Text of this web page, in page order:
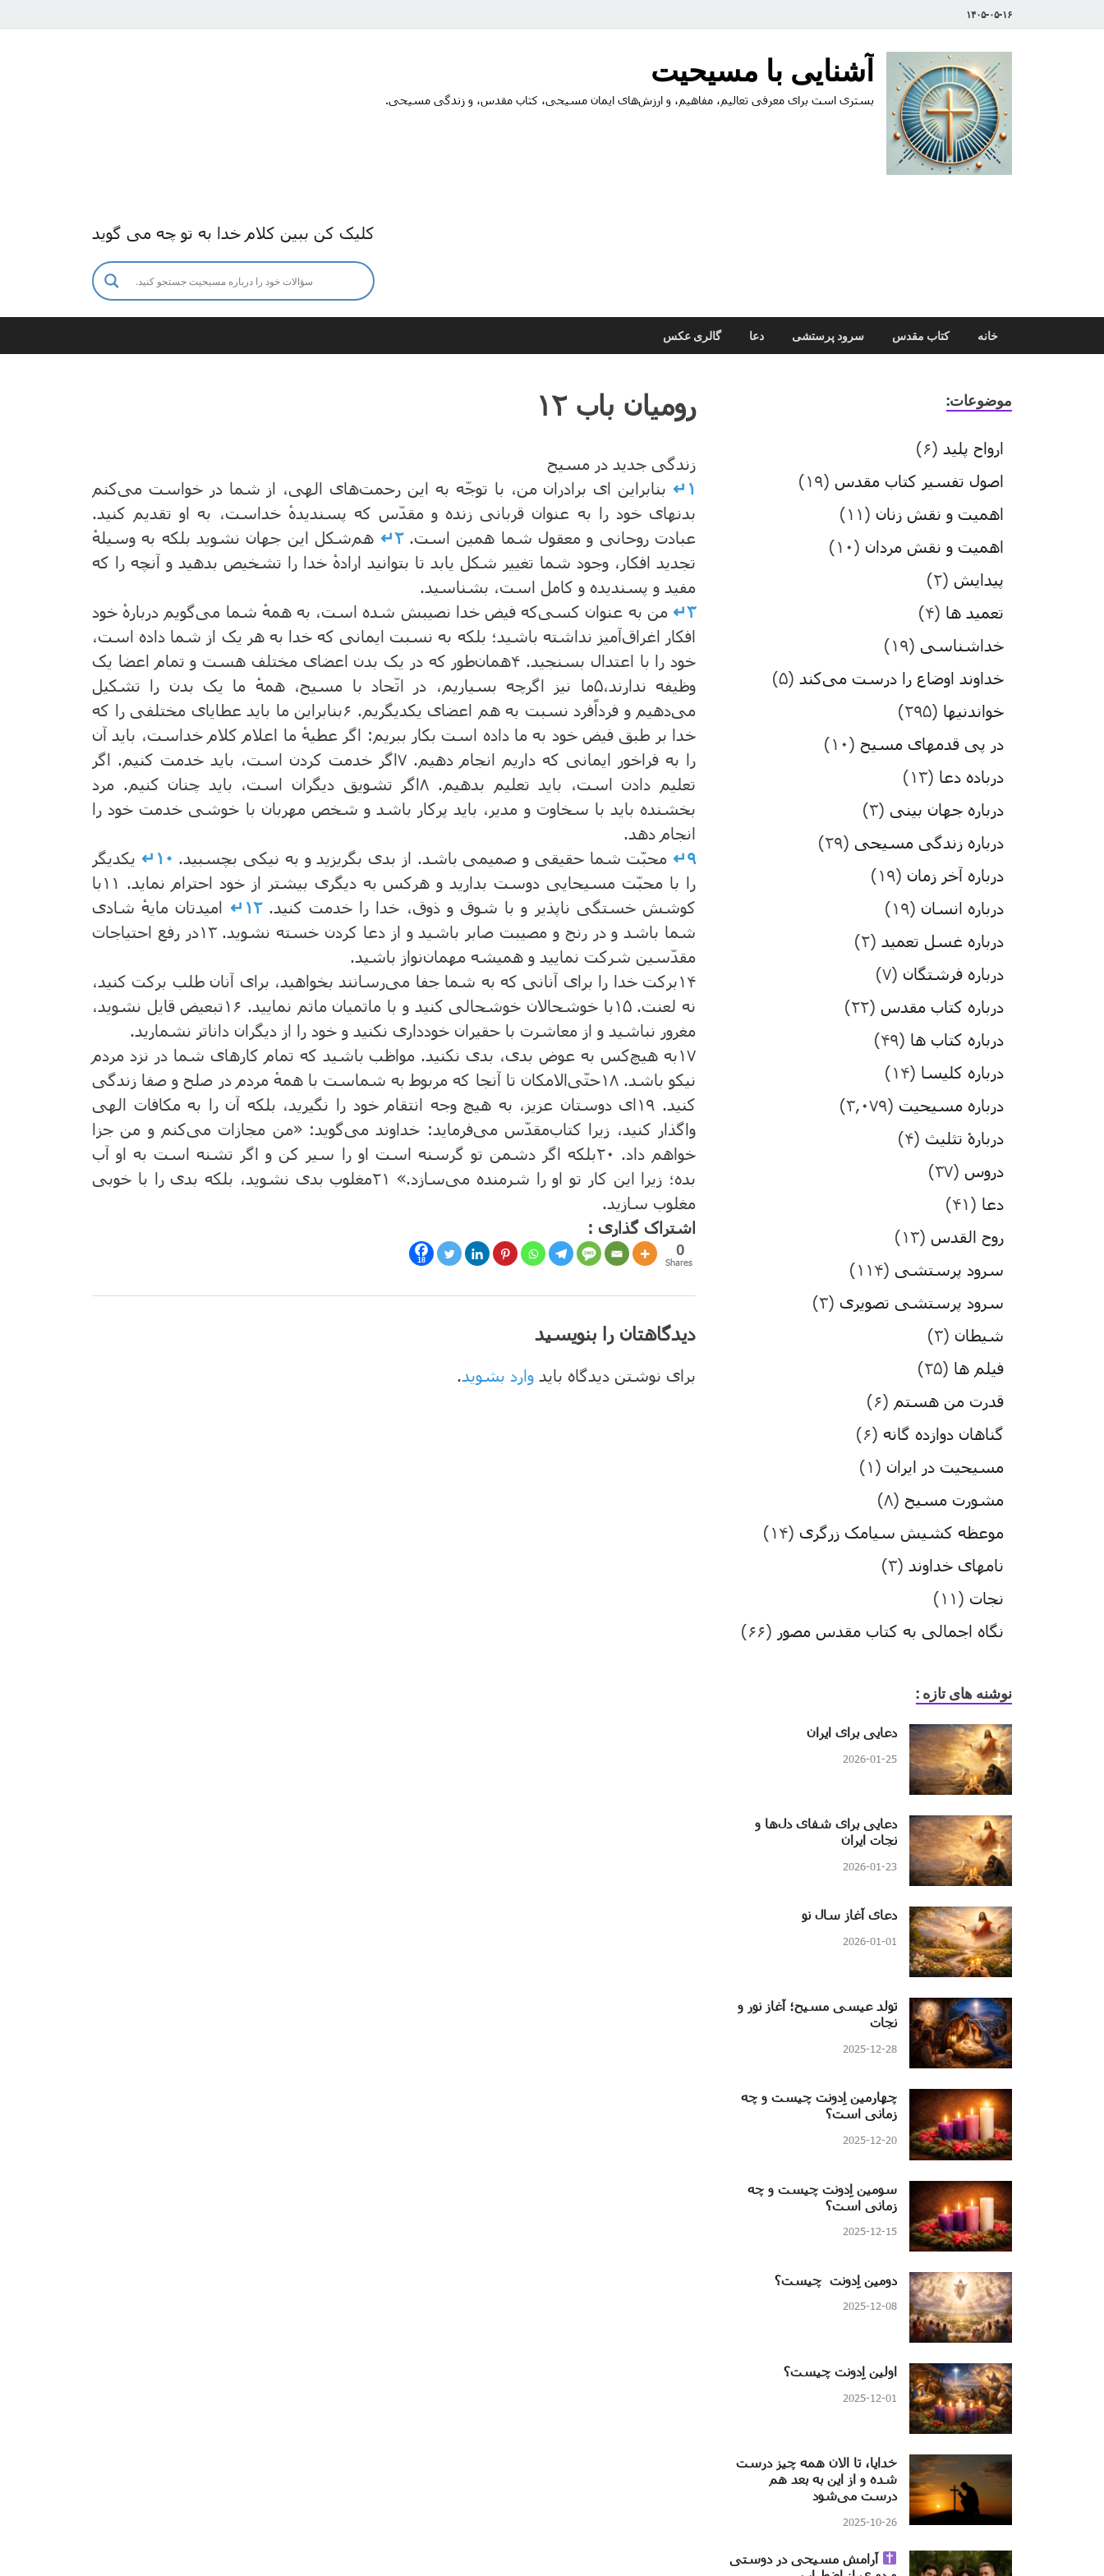
۱۴۰۵-۰۵-۱۶
آشنایی با مسیحیت
بستری است برای معرفی تعالیم، مفاهیم، و ارزش‌های ایمان مسیحی، کتاب مقدس، و زندگی مسیحی.
کلیک کن ببین کلام خدا به تو چه می گوید
خانه کتاب مقدس سرود پرستشی دعا گالری عکس
رومیان باب ۱۲
زندگی جدید در مسیح
۱↵
بنابراین ای برادران من، با توجّه به این رحمت‌‌های الهی، از شما در خواست می‌کنم
بدنهای خود را به عنوان قربانی زنده و مقدّس که پسندیدهٔ خداست، به او تقدیم کنید.
عبادت روحانی و معقول شما همین است.۲↵
هم‌شکل این جهان نشوید بلکه به ‌وسیلهٔ
تجدید افکار، وجود شما تغییر شکل یابد تا بتوانید ارادهٔ خدا را تشخیص بدهید و آنچه را که
مفید و پسندیده و کامل است، بشناسید.
۳↵
من به عنوان کسی‌که فیض خدا نصیبش شده است، به همهٔ شما می‌گویم دربارهٔ خود
افکار اغراق‌آمیز نداشته باشید؛ بلکه به نسبت ایمانی که خدا به هر یک از شما داده است،
خود را با اعتدال بسنجید. ۴همان‌طور که در یک بدن اعضای مختلف هست و تمام اعضا یک
وظیفه ندارند،۵ما نیز اگرچه بسیاریم، در اتّحاد با مسیح، همهٔ ما یک بدن را تشکیل
می‌دهیم و فرداًفرد نسبت به هم اعضای یکدیگریم. ۶بنابراین ما باید عطایای مختلفی را که
خدا بر طبق فیض خود به ما داده است بکار ببریم: اگر عطیهٔ ما اعلام کلام خداست، باید آن
را به فراخور ایمانی که داریم انجام دهیم. ۷اگر خدمت کردن است، باید خدمت کنیم. اگر
تعلیم دادن است، باید تعلیم بدهیم. ۸اگر تشویق دیگران است، باید چنان کنیم. مرد
بخشنده باید با سخاوت و مدیر، باید پرکار باشد و شخص مهربان با خوشی خدمت خود را
انجام دهد.
۹↵
محبّت شما حقیقی و صمیمی باشد. از بدی بگریزید و به نیکی بچسبید. ۱۰↵
یکدیگر
را با محبّت مسیحایی دوست بدارید و هرکس به دیگری بیشتر از خود احترام نماید. ۱۱با
کوشش خستگی ناپذیر و با شوق و ذوق، خدا را خدمت کنید.۱۲↵
امیدتان مایهٔ شادی
شما باشد و در رنج و مصیبت صابر باشید و از دعا کردن خسته نشوید.۱۳در رفع احتیاجات
مقدّسین شرکت نمایید و همیشه مهمان‌‌نواز باشید.
۱۴برکت خدا را برای آنانی که به شما جفا می‌رسانند بخواهید، برای آنان طلب برکت کنید،
نه لعنت.۱۵با خوشحالان خوشحالی کنید و با ماتمیان ماتم نمایید. ۱۶تبعیض قایل نشوید،
مغرور نباشید و از معاشرت با حقیران خودداری نکنید و خود را از دیگران داناتر نشمارید.
۱۷به هیچ‌کس به عوض بدی، بدی نکنید. مواظب باشید که تمام کارهای شما در نزد مردم
نیکو باشد.۱۸حتّی‌الامکان تا آنجا که مربوط به شماست با همهٔ مردم در صلح و صفا زندگی
کنید. ۱۹ای دوستان عزیز، به هیچ وجه انتقام خود را نگیرید، بلکه آن را به مکافات الهی
واگذار کنید، زیرا کتاب‌مقدّس می‌فرماید: خداوند می‌گوید: «من مجازات می‌کنم و من جزا
خواهم داد. ۲۰بلکه اگر دشمن تو گرسنه است او را سیر کن و اگر تشنه است به او آب
بده؛ زیرا این کار تو او را شرمنده می‌سازد.» ۲۱مغلوب بدی نشوید، بلکه بدی را با خوبی
مغلوب سازید.
اشتراک گذاری :
18
0
Shares
دیدگاهتان را بنویسید
برای نوشتن دیدگاه باید وارد بشوید .
موضوعات:
ارواح پلید (۶)
اصول تفسیر کتاب مقدس (۱۹)
اهمیت و نقش زنان (۱۱)
اهمیت و نقش مردان (۱۰)
پیدایش (۲)
تعمید ها (۴)
خداشناسی (۱۹)
خداوند اوضاع را درست می‌کند (۵)
خواندنیها (۲۹۵)
در پی قدمهای مسیح (۱۰)
درباده دعا (۱۳)
درباره جهان بینی (۳)
درباره زندگی مسیحی (۲۹)
درباره آخر زمان (۱۹)
درباره انسان (۱۹)
درباره غسل تعمید (۲)
درباره فرشتگان (۷)
درباره کتاب مقدس (۲۲)
درباره کتاب ها (۴۹)
درباره کلیسا (۱۴)
درباره مسیحیت (۳,۰۷۹)
دربارۀ تثلیث (۴)
دروس (۳۷)
دعا (۴۱)
روح القدس (۱۳)
سرود پرستشی (۱۱۴)
سرود پرستشی تصویری (۳)
شیطان (۳)
فیلم ها (۲۵)
قدرت من هستم (۶)
گناهان دوازده گانه (۶)
مسیحیت در ایران (۱)
مشورت مسیح (۸)
موعظه کشیش سیامک زرگری (۱۴)
نامهای خداوند (۳)
نجات (۱۱)
نگاه اجمالی به کتاب مقدس مصور (۶۶)
نوشنه های تازه :
دعایی برای ایران
2026-01-25
دعایی برای شفای دل‌ها و
نجات ایران
2026-01-23
دعای آغاز سال نو
2026-01-01
تولد عیسی مسیح؛ آغاز نور و
نجات
2025-12-28
چهارمین اِدونت چیست و چه
زمانی است؟
2025-12-20
سومین اِدونت چیست و چه
زمانی است؟
2025-12-15
دومین اِدونت چیست؟
2025-12-08
اولین اِدونت چیست؟
2025-12-01
خدایا، تا الان همه چیز درست
شده و از این به بعد هم
درست می‌شود
2025-10-26
آرامش مسیحی در دوستی